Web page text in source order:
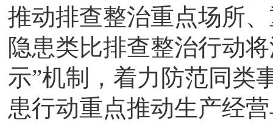
推动排查整治重点场所
隐患类比排查整治行动
示”机制，着力防范同类
患行动重点推动生产经